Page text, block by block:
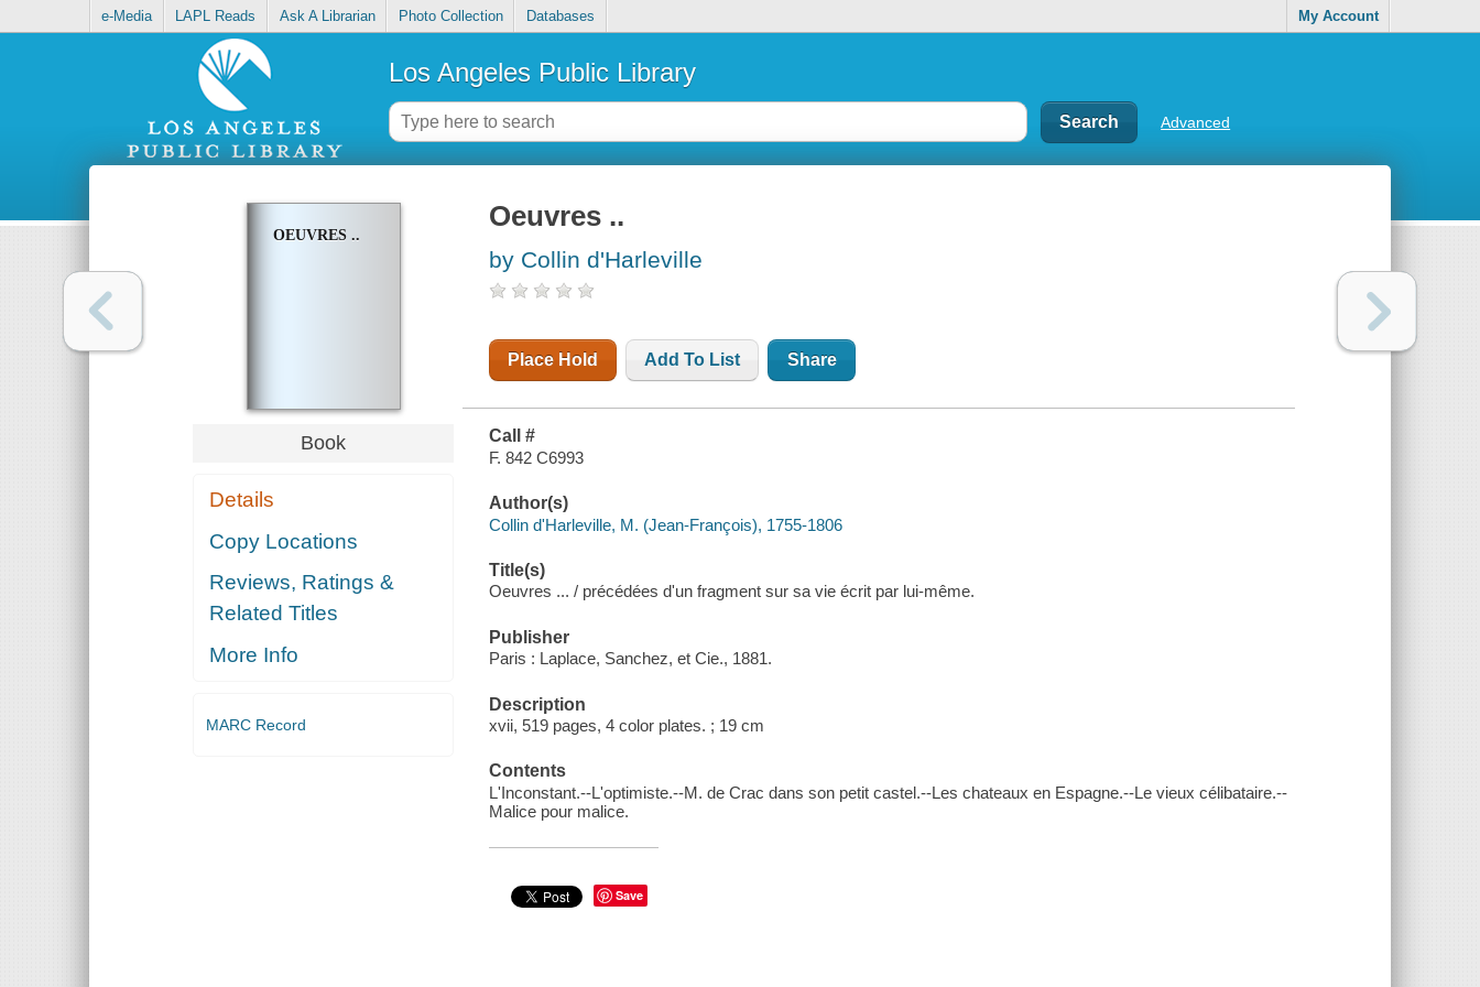
e-Media LAPL Reads Ask A Librarian Photo Collection Databases My Account
Los Angeles Public Library
Advanced
OEUVRES ..
Book
Details
Copy Locations
Reviews, Ratings &
Related Titles
More Info
MARC Record
Oeuvres ..
by Collin d'Harleville
Place Hold Add To List Share
Call #
F. 842 C6993
Author(s)
Collin d'Harleville, M. (Jean-François), 1755-1806
Title(s)
Oeuvres ... / précédées d'un fragment sur sa vie écrit par lui-même.
Publisher
Paris : Laplace, Sanchez, et Cie., 1881.
Description
xvii, 519 pages, 4 color plates. ; 19 cm
Contents
L'Inconstant.--L'optimiste.--M. de Crac dans son petit castel.--Les chateaux en Espagne.--Le vieux célibataire.--
Malice pour malice.
Save